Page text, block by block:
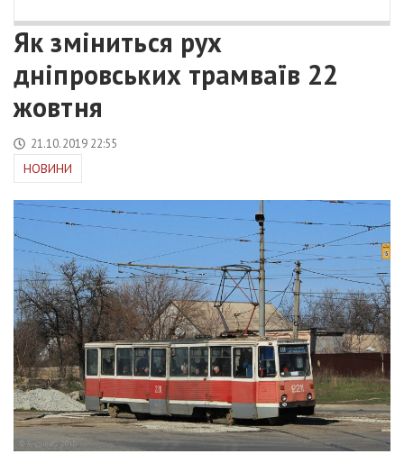
Як зміниться рух
дніпровських трамваїв 22
жовтня
21.10.2019 22:55
НОВИНИ